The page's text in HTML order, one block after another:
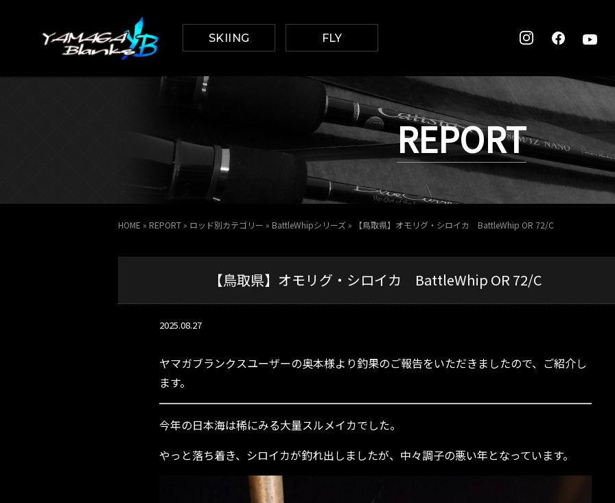
SKIING FLY
REPORT
HOME » REPORT » ロッド別カテゴリー » BattleWhipシリーズ » 【鳥取県】オモリグ・シロイカ BattleWhip OR 72/C
【鳥取県】オモリグ・シロイカ BattleWhip OR 72/C
2025.08.27
ヤマガブランクスユーザーの奥本様より釣果のご報告をいただきましたので、ご紹介し
ます。
今年の日本海は稀にみる大量スルメイカでした。
やっと落ち着き、シロイカが釣れ出しましたが、中々調子の悪い年となっています。